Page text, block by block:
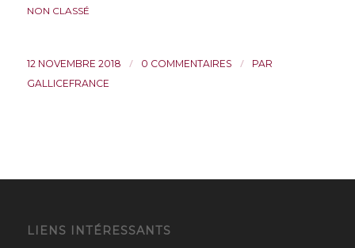
NON CLASSÉ
12 NOVEMBRE 2018 / 0 COMMENTAIRES /
PAR
GALLICEFRANCE
LIENS INTÉRESSANTS